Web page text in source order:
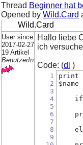
Thread Beginner hat
Opened by Wild.Card
Wild.Card
User since
2017-02-27
19 Artikel
BenutzerIn
Hallo liebe
ich
Code: (dl )
1
2
3
4
5
6
7
8
9
print